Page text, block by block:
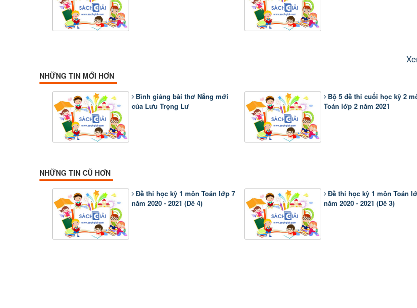
NHỮNG TIN MỚI HƠN
Bình giảng bài thơ Nắng mới
của Lưu Trọng Lư
Bộ 5 đề thi cuối học kỳ 2
Toán lớp 2 năm 2021
NHỮNG TIN CŨ HƠN
Đề thi học kỳ 1 môn Toán lớp 7
năm 2020 - 2021 (Đề 4)
Đề thi học kỳ 1 môn Toán
năm 2020 - 2021 (Đề 3)